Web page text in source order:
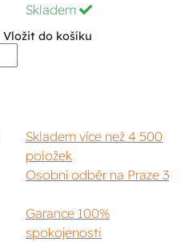
Skladem
Vložit do košíku
Skladem více než 4 500
položek
Osobní odběr na Praze 3
Garance 100%
spokojenosti